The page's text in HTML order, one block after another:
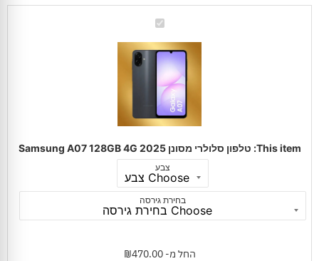
טלפון
סלולרי
מסונן
2025
Samsung
A07
128GB
4G
This item: טלפון סלולרי מסונן 2025 Samsung A07 128GB 4G
צבע
בחירת גירסה
החל מ- ₪470.00